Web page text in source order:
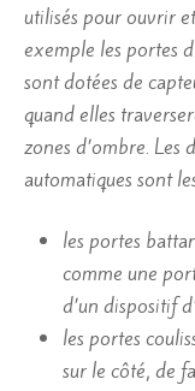
utilisés pour ouvrir
exemple les portes
sont dotées de
quand elles
zones d’ombre. Les
automatiques sont
les portes
comme une
d’un dispositif
les portes
sur le côté, de